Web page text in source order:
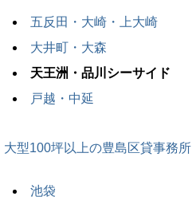
五反田・大崎・上大崎
大井町・大森
天王洲・品川シーサイド
戸越・中延
大型100坪以上の豊島区貸事務所
池袋